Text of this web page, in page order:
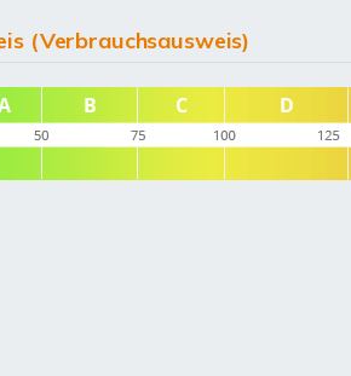
(Verbrauchsausweis)